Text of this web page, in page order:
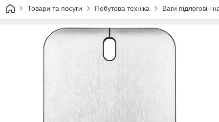
Товари та посуги Побутова техніка Ваги підлогові і